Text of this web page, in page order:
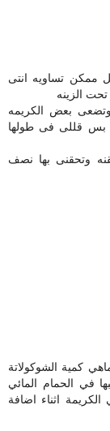
ممكن تساويه انتى
الزينه
بعض الكريمه
بس قللى فى طولها
وتحقنى بها نصف
كمية الشوكولاتة
في الحمام المائي
اثناء اضافة